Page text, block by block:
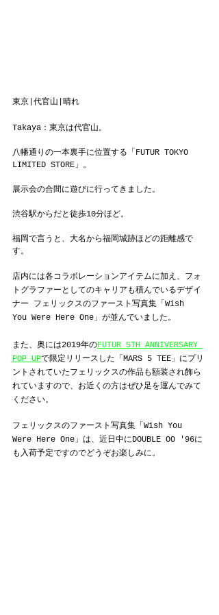
東京|代官山|晴れ
Takaya：東京は代官山。
八幡通りの一本裏手に位置する「FUTUR TOKYO
LIMITED STORE」。
展示会の合間に遊びに行ってきました。
渋谷駅からだと徒歩10分ほど。
福岡で言うと、大名から福岡城跡ほどの距離感で
す。
店内には各コラボレーションアイテムに加え、フォ
トグラファーとしてのキャリアも積んでいるデザイ
ナー フェリックスのファースト写真集「Wish
You Were Here One」が並んでいました。
また、奥には2019年のFUTUR 5TH ANNIVERSARY
POP UPで限定リリースした「MARS 5 TEE」にプリ
ントされていたフェリックスの作品も額装され飾ら
れていますので、お近くの方はぜひ足を運んでみて
ください。
フェリックスのファースト写真集「Wish You
Were Here One」は、近日中にDOUBLE OO '96に
も入荷予定ですのでどうぞお楽しみに。